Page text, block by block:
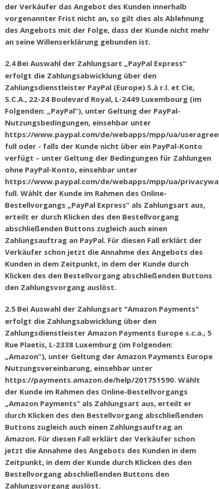
der Verkäufer das Angebot des Kunden innerhalb
vorgenannter Frist nicht an, so gilt dies als Ablehnung
des Angebots mit der Folge, dass der Kunde nicht mehr
an seine Willenserklärung gebunden ist.
2.4 Bei Auswahl der Zahlungsart „PayPal Express“
erfolgt die Zahlungsabwicklung über den
Zahlungsdienstleister PayPal (Europe) S.à r.l. et Cie,
S.C.A., 22-24 Boulevard Royal, L-2449 Luxembourg (im
Folgenden: „PayPal“), unter Geltung der PayPal-
Nutzungsbedingungen, einsehbar unter
https://www.paypal.com/de/webapps/mpp/ua/
full oder - falls der Kunde nicht über ein PayPal-Konto
verfügt – unter Geltung der Bedingungen für Zahlungen
ohne PayPal-Konto, einsehbar unter
https://www.paypal.com/de/webapps/mpp/ua/
full. Wählt der Kunde im Rahmen des Online-
Bestellvorgangs „PayPal Express“ als Zahlungsart aus,
erteilt er durch Klicken des den Bestellvorgang
abschließenden Buttons zugleich auch einen
Zahlungsauftrag an PayPal. Für diesen Fall erklärt der
Verkäufer schon jetzt die Annahme des Angebots des
Kunden in dem Zeitpunkt, in dem der Kunde durch
Klicken des den Bestellvorgang abschließenden Buttons
den Zahlungsvorgang auslöst.
2.5 Bei Auswahl der Zahlungsart "Amazon Payments"
erfolgt die Zahlungsabwicklung über den
Zahlungsdienstleister Amazon Payments Europe s.c.a., 5
Rue Plaetis, L-2338 Luxemburg (im Folgenden:
„Amazon“), unter Geltung der Amazon Payments Europe
Nutzungsvereinbarung, einsehbar unter
https://payments.amazon.de/help/201751590. Wählt
der Kunde im Rahmen des Online-Bestellvorgangs
„Amazon Payments“ als Zahlungsart aus, erteilt er
durch Klicken des den Bestellvorgang abschließenden
Buttons zugleich auch einen Zahlungsauftrag an
Amazon. Für diesen Fall erklärt der Verkäufer schon
jetzt die Annahme des Angebots des Kunden in dem
Zeitpunkt, in dem der Kunde durch Klicken des den
Bestellvorgang abschließenden Buttons den
Zahlungsvorgang auslöst.